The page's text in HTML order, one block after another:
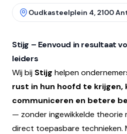
Oudkasteelplein 4, 2100
Stijg – Eenvoud in resultaat
leiders
Wij bij Stijg helpen
rust in hun hoofd te krijgen,
communiceren en betere
— zonder ingewikkelde theorie
direct toepasbare technieken.